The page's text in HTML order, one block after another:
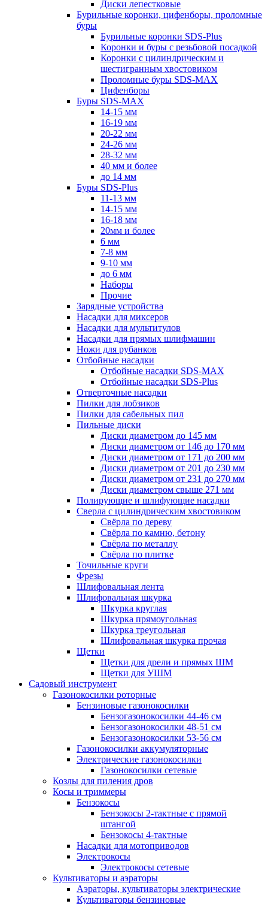
Диски лепестковые
Бурильные коронки, цифенборы, проломные
буры
Бурильные коронки SDS-Plus
Коронки и буры с резьбовой посадкой
Коронки с цилиндрическим и
шестигранным хвостовиком
Проломные буры SDS-MAX
Цифенборы
Буры SDS-MAX
14-15 мм
16-19 мм
20-22 мм
24-26 мм
28-32 мм
40 мм и более
до 14 мм
Буры SDS-Plus
11-13 мм
14-15 мм
16-18 мм
20мм и более
6 мм
7-8 мм
9-10 мм
до 6 мм
Наборы
Прочие
Зарядные устройства
Насадки для миксеров
Насадки для мультитулов
Насадки для прямых шлифмашин
Ножи для рубанков
Отбойные насадки
Отбойные насадки SDS-MAX
Отбойные насадки SDS-Plus
Отверточные насадки
Пилки для лобзиков
Пилки для сабельных пил
Пильные диски
Диски диаметром до 145 мм
Диски диаметром от 146 до 170 мм
Диски диаметром от 171 до 200 мм
Диски диаметром от 201 до 230 мм
Диски диаметром от 231 до 270 мм
Диски диаметром свыше 271 мм
Полирующие и шлифующие насадки
Сверла с цилиндрическим хвостовиком
Свёрла по дереву
Свёрла по камню, бетону
Свёрла по металлу
Свёрла по плитке
Точильные круги
Фрезы
Шлифовальная лента
Шлифовальная шкурка
Шкурка круглая
Шкурка прямоугольная
Шкурка треугольная
Шлифовальная шкурка прочая
Щетки
Щетки для дрели и прямых ШМ
Щетки для УШМ
Садовый инструмент
Газонокосилки роторные
Бензиновые газонокосилки
Бензогазонокосилки 44-46 см
Бензогазонокосилки 48-51 см
Бензогазонокосилки 53-56 см
Газонокосилки аккумуляторные
Электрические газонокосилки
Газонокосилки сетевые
Козлы для пиления дров
Косы и триммеры
Бензокосы
Бензокосы 2-тактные с прямой
штангой
Бензокосы 4-тактные
Насадки для мотоприводов
Электрокосы
Электрокосы сетевые
Культиваторы и аэраторы
Аэраторы, культиваторы электрические
Культиваторы бензиновые